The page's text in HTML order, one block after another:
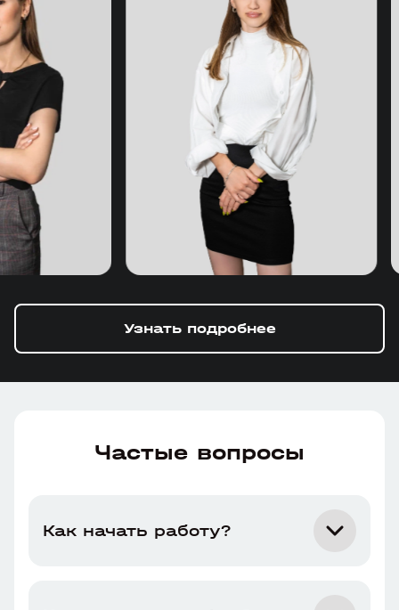
Узнать подробнее
Частые вопросы
Как начать работу?